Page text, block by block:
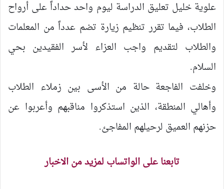
علوية خليل تعليق الدراسة ليوم واحد حداداً على أرواح
الطلاب، فيما تقرر تنظيم زيارة تضم عدداً من المعلمات
والطلاب لتقديم واجب العزاء لأسر الفقيدين بحي
السلام.
وخلفت الفاجعة حالة من الأسى بين زملاء الطلاب
وأهالي المنطقة، الذين استذكروا مناقبهم وأعربوا عن
حزنهم العميق لرحيلهم المفاجئ.
تابعنا على الواتساب لمزيد من الاخبار